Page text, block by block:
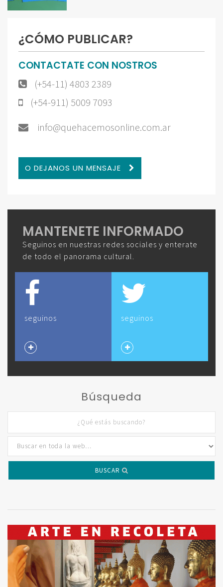
¿CÓMO PUBLICAR?
CONTACTATE CON NOSTROS
(+54-11) 4803 2389
(+54-911) 5009 7093
info@quehacemosonline.com.ar
O DEJANOS UN MENSAJE
MANTENETE INFORMADO
Seguinos en nuestras redes sociales y enterate
de todo el panorama cultural.
seguinos seguinos
Búsqueda
BUSCAR